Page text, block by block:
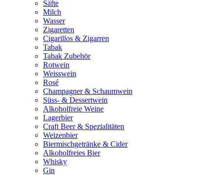
Säfte
Milch
Wasser
Zigaretten
Cigarillos & Zigarren
Tabak
Tabak Zubehör
Rotwein
Weisswein
Rosé
Champagner & Schaumwein
Süss- & Dessertwein
Alkoholfreie Weine
Lagerbier
Craft Beer & Spezialitäten
Weizenbier
Biermischgetränke & Cider
Alkoholfreies Bier
Whisky
Gin